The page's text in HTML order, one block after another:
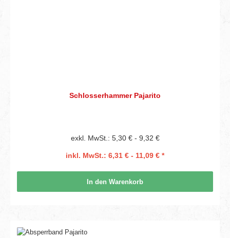
Schlosserhammer Pajarito
exkl. MwSt.: 5,30 € - 9,32 €
inkl. MwSt.: 6,31 € - 11,09 € *
In den Warenkorb